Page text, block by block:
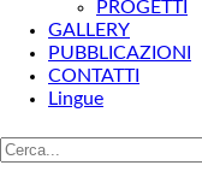
PROGETTI
GALLERY
PUBBLICAZIONI
CONTATTI
Lingue